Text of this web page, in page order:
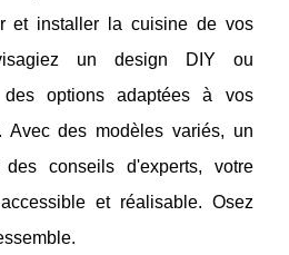
et installer la cuisine de vos
un design DIY ou
des options adaptées à vos
Avec des modèles variés, un
conseils d'experts, votre
et réalisable. Osez